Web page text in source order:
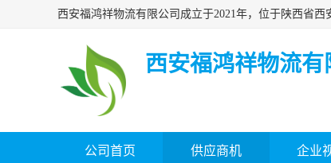
西安福鸿祥物流有
公司首页 供应商机 企业